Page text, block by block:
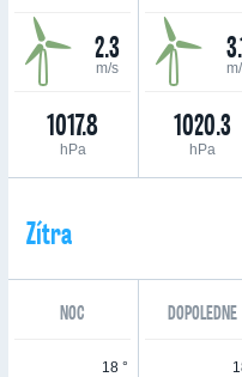
2.3
m/s
1017.8
hPa
1020.3
hPa
Zítra
NOC DOPOLEDNE
18 °